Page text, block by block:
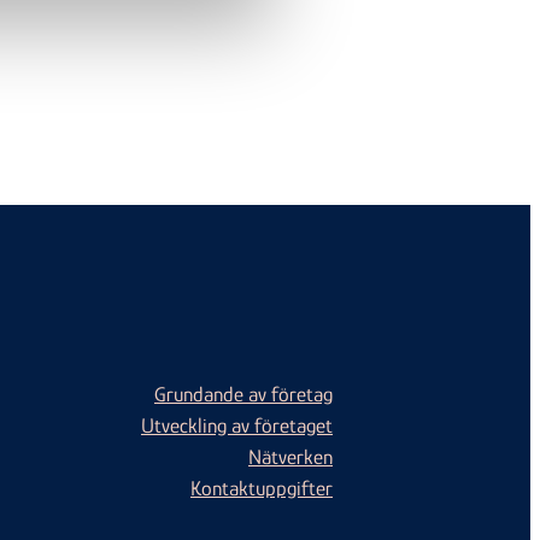
Grundande av företag
Utveckling av företaget
Nätverken
Kontaktuppgifter